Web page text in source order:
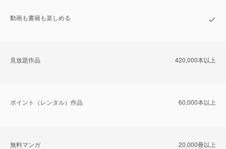
動画も書籍も楽しめる
⾒放題作品 420,000本以上
ポイント（レンタル）作品 60,000本以上
無料マンガ 20,000冊以上